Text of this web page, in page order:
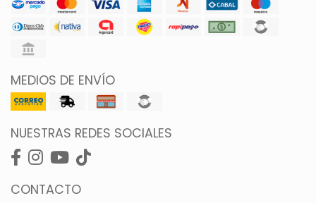
MEDIOS DE ENVÍO
NUESTRAS REDES SOCIALES
CONTACTO